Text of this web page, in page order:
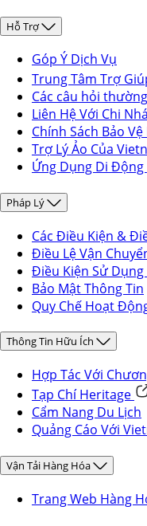
Hỗ Trợ
Góp Ý Dịch Vụ
Trung Tâm Trợ
Các câu hỏi
Liên Hệ Với Chi
Chính Sách Bảo
Trợ Lý Ảo Của
Ứng Dụng Di Động
Pháp Lý
Các Điều Kiện &
Điều Lệ Vận
Điều Kiện Sử Dụng
Bảo Mật Thông Tin
Quy Chế Hoạt
Thông Tin Hữu Ích
Hợp Tác Với
Tạp Chí Heritage
Cẩm Nang Du Lịch
Quảng Cáo Với
Vận Tải Hàng Hóa
Trang Web Hàng